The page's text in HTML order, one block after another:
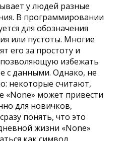
у людей разные
В программировании
для обозначения
или пустоты. Многие
его за простоту и
позволяющую избежать
с данными. Однако, не
некоторые считают,
«None» может привести
для новичков,
понять, что это
жизни «None»